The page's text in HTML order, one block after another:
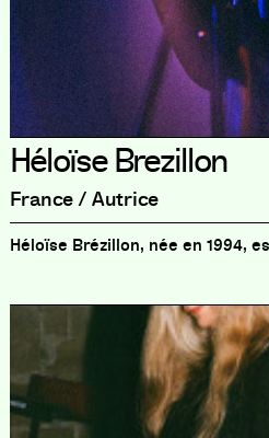
Héloïse Brezillon
France / Autrice
Héloïse Brézillon, née en 1994,